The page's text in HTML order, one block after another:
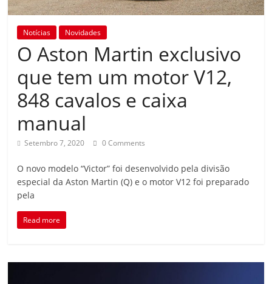
Notícias Novidades
O Aston Martin exclusivo
que tem um motor V12,
848 cavalos e caixa
manual
Setembro 7, 2020 0 Comments
O novo modelo “Victor” foi desenvolvido pela divisão
especial da Aston Martin (Q) e o motor V12 foi preparado
pela
Read more